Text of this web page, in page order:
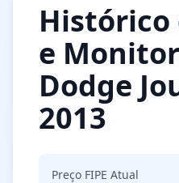
Histórico
e
Dodge
2013
Preço FIPE Atual